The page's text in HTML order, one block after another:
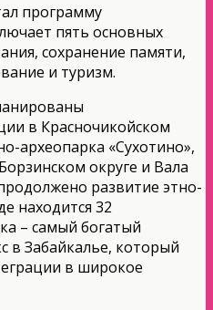
программу
пять основных
сохранение памяти,
и туризм.
в Красночикойском
археопарка «Сухотино»,
округе и Вала
развитие этно-
находится 32
– самый богатый
в Забайкалье, который
в широкое